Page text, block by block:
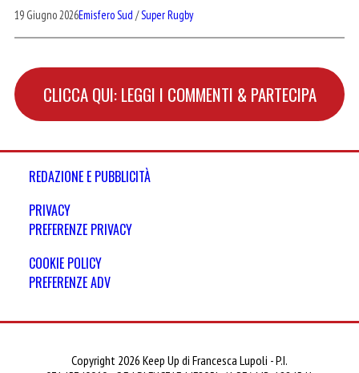
19 Giugno 2026Emisfero Sud /Super Rugby
CLICCA QUI: LEGGI I COMMENTI & PARTECIPA
REDAZIONE E PUBBLICITÀ
PRIVACY
PREFERENZE PRIVACY
COOKIE POLICY
PREFERENZE ADV
Copyright 2026 Keep Up di Francesca Lupoli - P.I.